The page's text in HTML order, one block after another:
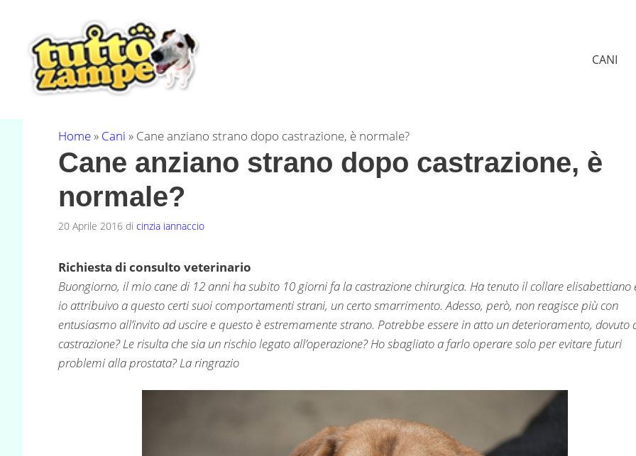
contenuto
CANI
Home» Cani » Cane anziano strano dopo castrazione, è normale?
Cane anziano strano dopo castrazione, è
normale?
20 Aprile 2016 di cinzia iannaccio
Richiesta di consulto veterinario
Buongiorno, il mio cane di 12 anni ha subito 10 giorni fa la castrazione chirurgica. Ha tenuto il collare elisabettiano
io attribuivo a questo certi suoi comportamenti strani, un certo smarrimento. Adesso, però, non reagisce più con
entusiasmo all’invito ad uscire e questo è estremamente strano. Potrebbe essere in atto un deterioramento, dovuto
castrazione? Le risulta che sia un rischio legato all’operazione? Ho sbagliato a farlo operare solo per evitare futuri
problemi alla prostata? La ringrazio